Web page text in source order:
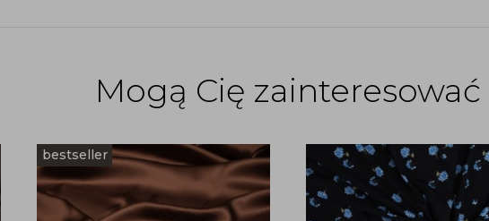
Mogą Cię zainteresować
bestseller